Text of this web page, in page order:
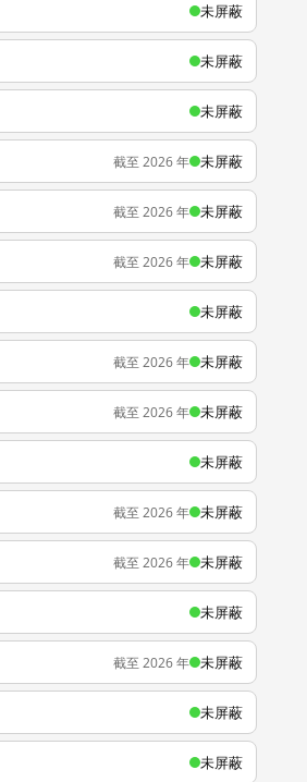
未屏蔽
未屏蔽
未屏蔽
截至 2026 年 未屏蔽
截至 2026 年 未屏蔽
截至 2026 年 未屏蔽
未屏蔽
截至 2026 年 未屏蔽
截至 2026 年 未屏蔽
未屏蔽
截至 2026 年 未屏蔽
截至 2026 年 未屏蔽
未屏蔽
截至 2026 年 未屏蔽
未屏蔽
未屏蔽